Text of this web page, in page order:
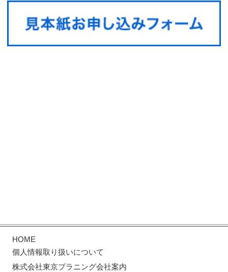
HOME
個人情報取り扱いについて
株式会社東京プラニング会社案内